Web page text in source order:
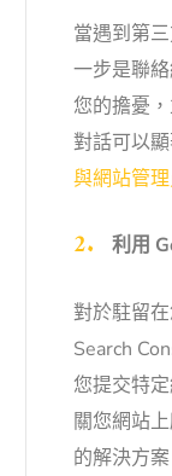
當遇到第
一步是聯
您的擔憂
對話可以
與網站管
利用
對於駐留
Search
您提交特
關您網站
的解決方